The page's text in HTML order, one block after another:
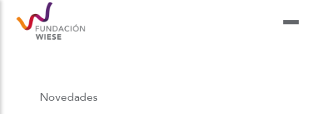
Novedades